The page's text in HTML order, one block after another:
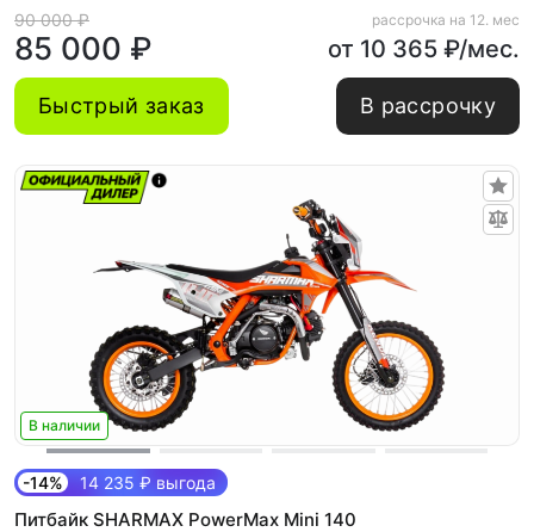
90 000 ₽
85 000 ₽
рассрочка на 12. мес
от 10 365 ₽/мес.
Быстрый заказ В рассрочку
В наличии
-14% 14 235 ₽ выгода
Питбайк SHARMAX PowerMax Mini 140